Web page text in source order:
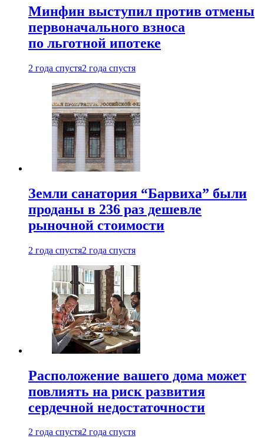
Минфин выступил против отмены
первоначального взноса
по льготной ипотеке
2 года спустя2 года спустя
Земли санатория “Барвиха” были
проданы в 236 раз дешевле
рыночной стоимости
2 года спустя2 года спустя
Расположение вашего дома может
повлиять на риск развития
сердечной недостаточности
2 года спустя2 года спустя